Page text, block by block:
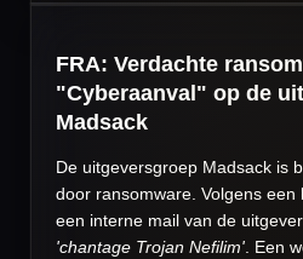
FRA: Verdachte
"Cyberaanval" op de
Madsack
De uitgeversgroep Madsack is
door ransomware. Volgens
een interne mail van de
'chantage Trojan Nefilim' . Een